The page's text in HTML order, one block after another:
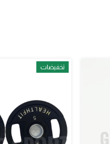
تخفيضات